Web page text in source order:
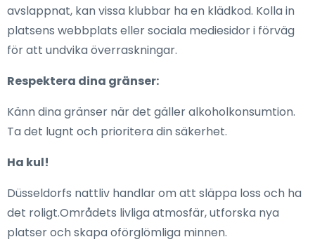
avslappnat, kan vissa klubbar ha en klädkod. Kolla in
platsens webbplats eller sociala mediesidor i förväg
för att undvika överraskningar.
Respektera dina gränser:
Känn dina gränser när det gäller alkoholkonsumtion.
Ta det lugnt och prioritera din säkerhet.
Ha kul!
Düsseldorfs nattliv handlar om att släppa loss och ha
det roligt.Områdets livliga atmosfär, utforska nya
platser och skapa oförglömliga minnen.